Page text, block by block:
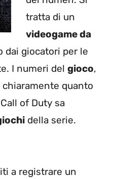
tratta di un
videogame da
dai giocatori per le
I numeri del gioco,
quanto
of Duty sa
della serie.
a registrare un